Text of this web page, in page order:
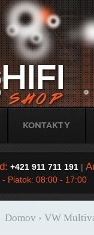
Kontakty
+421 911 711 191|
- Piatok: 08:00 - 17:00
Nachádzate sa
Domov › VW